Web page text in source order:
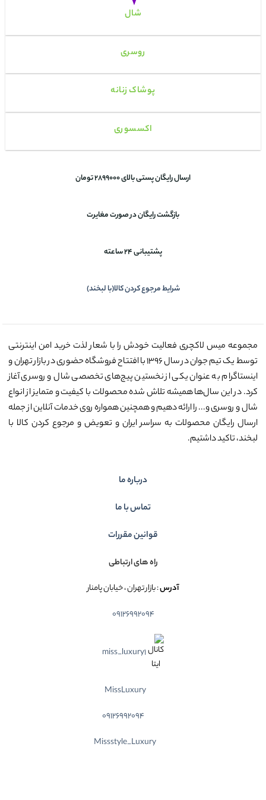
شال
روسری
پوشاک زنانه
اکسسوری
ارسال رایگان پستی بالای 2899000 تومان
بازگشت رایگان در صورت مغایرت
پشتیبانی 24 ساعته
شرایط مرجوع کردن کالا(با لبخند)
مجموعه میس لاکچری فعالیت خودش را با شعار لذت خرید امن اینترنتی
توسط یک تیم جوان در سال ۱۳۹۶ با افتتاح فروشگاه حضوری در بازار تهران و
اینستاگرام به عنوان یکی از نخستین پیج‌های تخصصی شال و روسری آغاز
کرد. در این سال‌ها همیشه تلاش شده محصولات با کیفیت و متمایز از انواع
شال و روسری و... را ارائه دهیم و همچنین همواره روی خدمات آنلاین از جمله
ارسال رایگان محصولات به سراسر ایران و تعویض و مرجوع کردن کالا با
لبخند، تاکید داشتیم.
درباره ما
تماس با ما
قوانین مقررات
راه های ارتباطی
آدرس: بازار تهران ، خیابان پامنار
09126992094
miss_luxury1
MissLuxury
09126992094
Missstyle_Luxury